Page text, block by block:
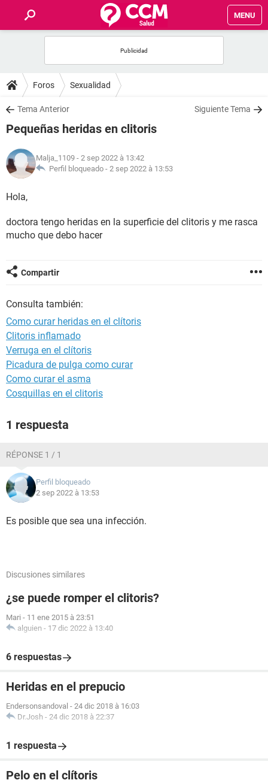
MENU
FORUMS
SALUD
FAMILIA
NUTRICIÓN
BIENESTAR
SEXUALIDAD
Foros Sexualidad
Tema Anterior Siguiente Tema
Pequeñas heridas en clitoris
Malja_1109 - 2 sep 2022 à 13:42
Perfil bloqueado - 2 sep 2022 à 13:53
Hola,
doctora tengo heridas en la superficie del clitoris y me rasca
mucho que debo hacer
Compartir
Consulta también:
Como curar heridas en el clítoris
Clitoris inflamado
Verruga en el clítoris
Picadura de pulga como curar
Como curar el asma
Cosquillas en el clitoris
1 respuesta
RÉPONSE 1 / 1
Perfil bloqueado
2 sep 2022 à 13:53
Es posible que sea una infección.
Discusiones similares
¿se puede romper el clitoris?
Mari - 11 ene 2015 à 23:51
alguien - 17 dic 2022 à 13:40
6 respuestas
Heridas en el prepucio
Endersonsandoval - 24 dic 2018 à 16:03
Dr.Josh - 24 dic 2018 à 22:37
1 respuesta
Pelo en el clítoris